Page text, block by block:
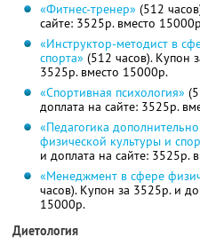
«Фитнес-тренер» (512
сайте: 3525р. вместо
«Инструктор-методист в
спорта» (512 часов). Купон
3525р. вместо 15000р.
«Спортивная психология»
доплата на сайте: 3525р.
«Педагогика
физической культуры и
и доплата на сайте: 3525р.
«Менеджмент в сфере
часов). Купон за 3525р. и
15000р.
Диетология